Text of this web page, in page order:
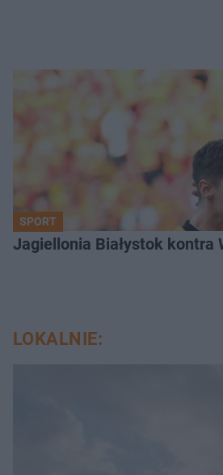
SPORT
Jagiellonia Białystok kontra
LOKALNIE: